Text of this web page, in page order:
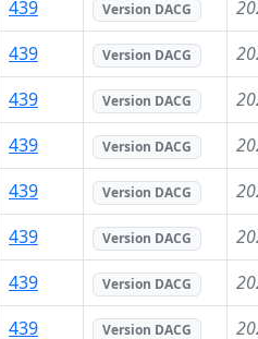
439 Version DACG
439 Version DACG
439 Version DACG
439 Version DACG
439 Version DACG
439 Version DACG
439 Version DACG
439 Version DACG